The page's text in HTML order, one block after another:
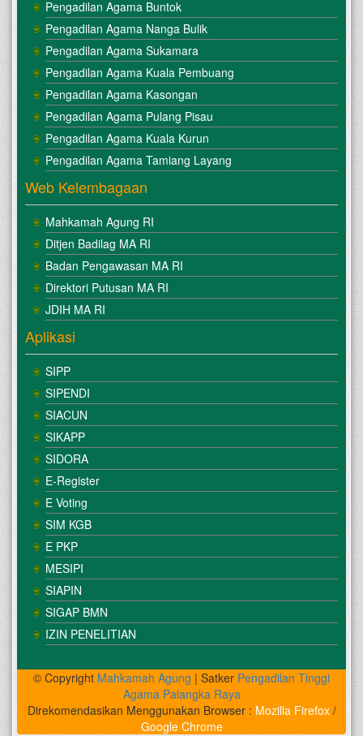
Pengadilan Agama Buntok
Pengadilan Agama Nanga Bulik
Pengadilan Agama Sukamara
Pengadilan Agama Kuala Pembuang
Pengadilan Agama Kasongan
Pengadilan Agama Pulang Pisau
Pengadilan Agama Kuala Kurun
Pengadilan Agama Tamiang Layang
Web Kelembagaan
Mahkamah Agung RI
Ditjen Badilag MA RI
Badan Pengawasan MA RI
Direktori Putusan MA RI
JDIH MA RI
Aplikasi
SIPP
SIPENDI
SIACUN
SIKAPP
SIDORA
E-Register
E Voting
SIM KGB
E PKP
MESIPI
SIAPIN
SIGAP BMN
IZIN PENELITIAN
© Copyright Mahkamah Agung | Satker Pengadilan Tinggi
Agama Palangka Raya
Direkomendasikan Menggunakan Browser : Mozilla Firefox/
Google Chrome